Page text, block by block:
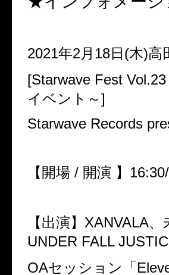
2021年2月 18日 (木)高
[Starwave Fest Vol.23
イベント～]
Starwave Records
【開場 / 開演 】
【出演】 XANVALA、
UNDER FALL
OAセッション「